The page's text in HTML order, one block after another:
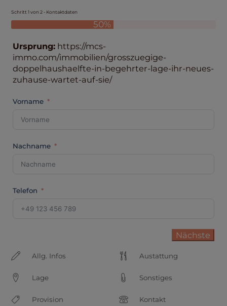
Schritt 1 von 2 - Kontaktdaten
50%
Ursprung: https://mcs-
immo.com/immobilien/grosszuegige-
doppelhaushaelfte-in-begehrter-lage-ihr-neues-
zuhause-wartet-auf-sie/
Vorname
Nachname
Telefon
Nächste
Allg. Infos Austattung
Lage Sonstiges
Provision Kontakt